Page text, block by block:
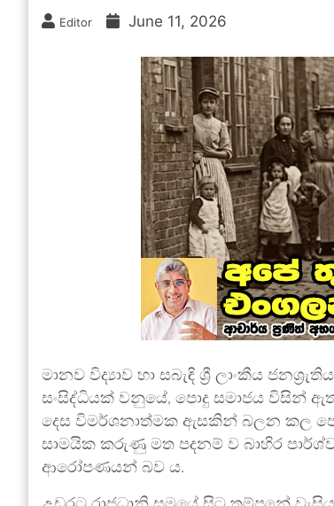
Editor June 11, 2026
මානව විද්‍යාව හා සබැඳි ශ්‍රී ලාංකීය
සංසිද්ධියක් වනුයේ, පොදු සමාජය විසින්
දෙස විමර්ශනාත්මක ඇසකින් බලන කල
සාමයික කරුණු මත පදනම් ව බාහිර
ආරෝපණයන් බව ය.